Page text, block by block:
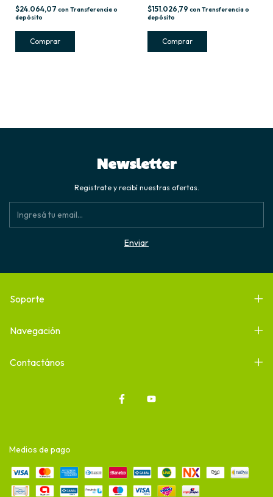
$24.064,07 con Transferencia o
depósito
$151.026,79 con Transferencia o
depósito
Newsletter
Registrate y recibí nuestras ofertas.
Soporte
Navegación
Contactános
Medios de pago